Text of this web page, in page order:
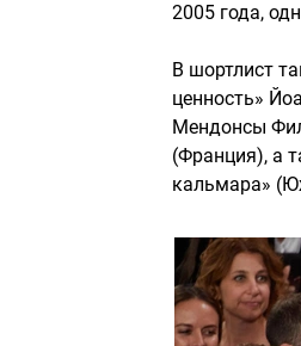
2005 года,
В шортлист
ценность»
Мендонсы
(Франция), а
кальмара»